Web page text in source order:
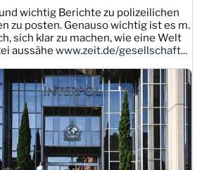
wichtig Berichte zu polizeilichen
zu posten. Genauso wichtig ist es m.
sich klar zu machen, wie eine Welt
aussähe www.zeit.de/gesellschaft...